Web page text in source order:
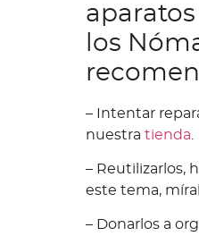
los
– Intentar
nuestra tienda
– Reutilizarlos,
este tema,
– Donarlos a